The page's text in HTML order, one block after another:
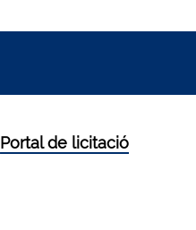
Portal de licitació